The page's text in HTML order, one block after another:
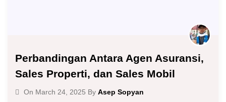
Perbandingan Antara Agen Asuransi,
Sales Properti, dan Sales Mobil
On March 24, 2025 By Asep Sopyan